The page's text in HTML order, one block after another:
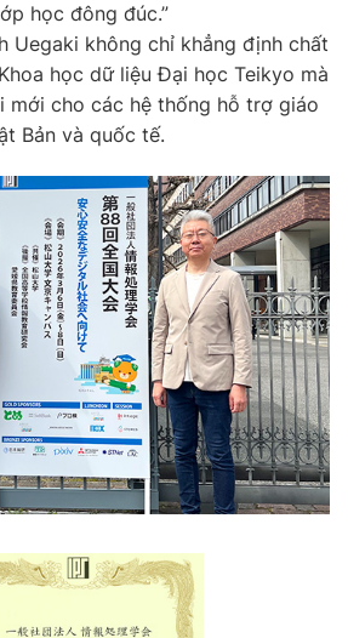
học đông đúc.”
Uegaki không chỉ khẳng định chất
học dữ liệu Đại học Teikyo mà
mới cho các hệ thống hỗ trợ giáo
Bản và quốc tế.